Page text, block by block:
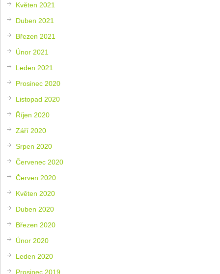
Květen 2021
Duben 2021
Březen 2021
Únor 2021
Leden 2021
Prosinec 2020
Listopad 2020
Říjen 2020
Září 2020
Srpen 2020
Červenec 2020
Červen 2020
Květen 2020
Duben 2020
Březen 2020
Únor 2020
Leden 2020
Prosinec 2019